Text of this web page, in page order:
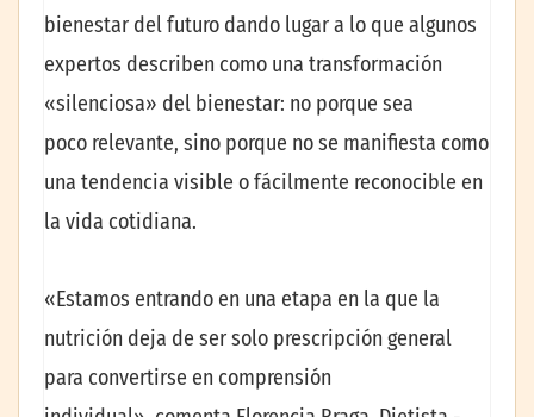
bienestar del futuro dando lugar a lo que algunos
expertos describen como una transformación
«silenciosa» del bienestar: no porque sea
poco relevante, sino porque no se manifiesta como
una tendencia visible o fácilmente reconocible en
la vida cotidiana.
«Estamos entrando en una etapa en la que la
nutrición deja de ser solo prescripción general
para convertirse en comprensión